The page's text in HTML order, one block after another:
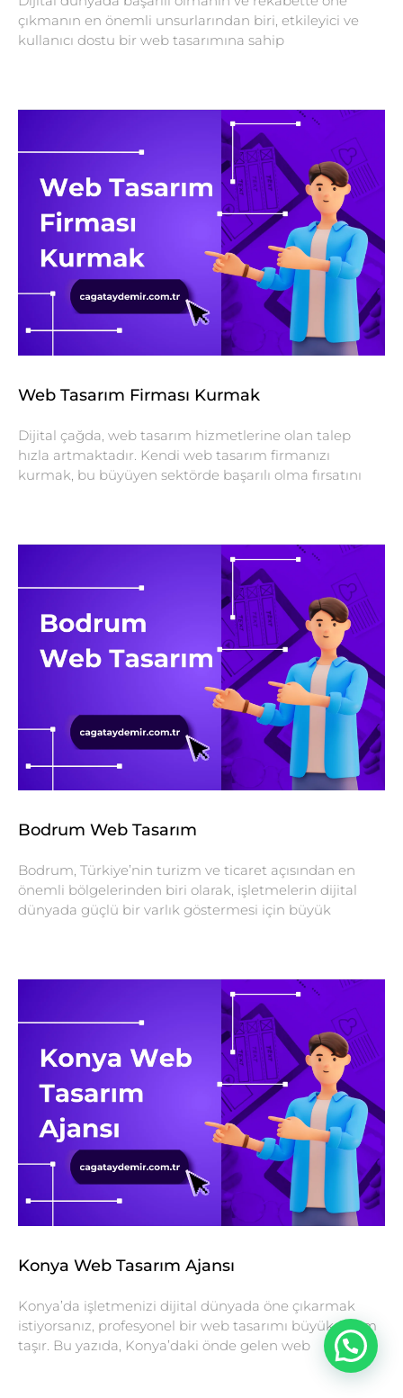
çıkmanın en önemli unsurlarından biri, etkileyici ve
kullanıcı dostu bir web tasarımına sahip
Web Tasarım Firması Kurmak
Dijital çağda, web tasarım hizmetlerine olan talep
hızla artmaktadır. Kendi web tasarım firmanızı
kurmak, bu büyüyen sektörde başarılı olma fırsatını
Bodrum Web Tasarım
Bodrum, Türkiye’nin turizm ve ticaret açısından en
önemli bölgelerinden biri olarak, işletmelerin dijital
dünyada güçlü bir varlık göstermesi için büyük
Konya Web Tasarım Ajansı
Konya’da işletmenizi dijital dünyada öne çıkarmak
istiyorsanız, profesyonel bir web tasarımı büyük önem
taşır. Bu yazıda, Konya’daki önde gelen web